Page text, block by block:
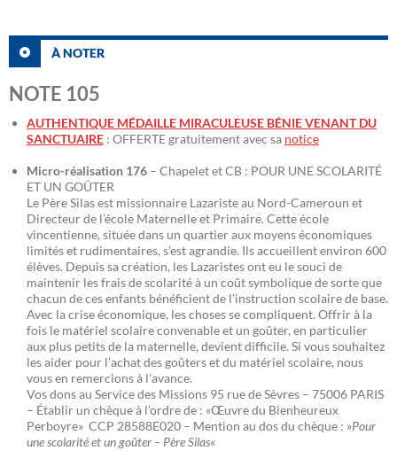
À NOTER
NOTE 105
AUTHENTIQUE MÉDAILLE MIRACULEUSE BÉNIE VENANT DU
SANCTUAIRE : OFFERTE gratuitement avec sa notice
Micro-réalisation 176 – Chapelet et CB : POUR UNE SCOLARITÉ
ET UN GOÛTER
Le Père Silas est missionnaire Lazariste au Nord-Cameroun et
Directeur de l’école Maternelle et Primaire. Cette école
vincentienne, située dans un quartier aux moyens économiques
limités et rudimentaires, s’est agrandie. Ils accueillent environ 600
élèves. Depuis sa création, les Lazaristes ont eu le souci de
maintenir les frais de scolarité à un coût symbolique de sorte que
chacun de ces enfants bénéficient de l’instruction scolaire de base.
Avec la crise économique, les choses se compliquent. Offrir à la
fois le matériel scolaire convenable et un goûter, en particulier
aux plus petits de la maternelle, devient difficile. Si vous souhaitez
les aider pour l’achat des goûters et du matériel scolaire, nous
vous en remercions à l’avance.
Vos dons au Service des Missions 95 rue de Sèvres – 75006 PARIS
– Établir un chèque à l’ordre de : «Œuvre du Bienheureux
Perboyre» CCP 28588E020 – Mention au dos du chèque : »Pour
une scolarité et un goûter – Père Silas«